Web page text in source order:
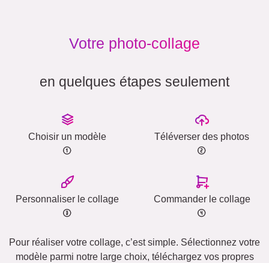
Votre photo-collage
en quelques étapes seulement
Choisir un modèle Téléverser des photos
Personnaliser le collage Commander le collage
Pour réaliser votre collage, c’est simple. Sélectionnez votre
modèle parmi notre large choix, téléchargez vos propres